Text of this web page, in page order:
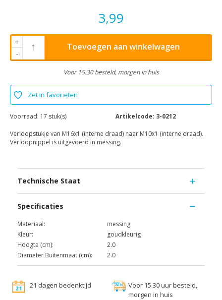
3,99
+
-
Toevoegen aan winkelwagen
Voor 15.30 besteld, morgen in huis
Zet in favorieten
Voorraad: 17 stuk(s) Artikelcode: 3-0212
Verloopstukje van M16x1 (interne draad) naar M10x1 (interne draad).
Verloopnippel is uitgevoerd in messing.
Technische Staat
Specificaties
Materiaal:
messing
Kleur:
goudkleurig
Hoogte (cm):
2.0
Diameter Buitenmaat (cm):
2.0
21 dagen bedenktijd
Voor 15.30 uur besteld,
morgen in huis